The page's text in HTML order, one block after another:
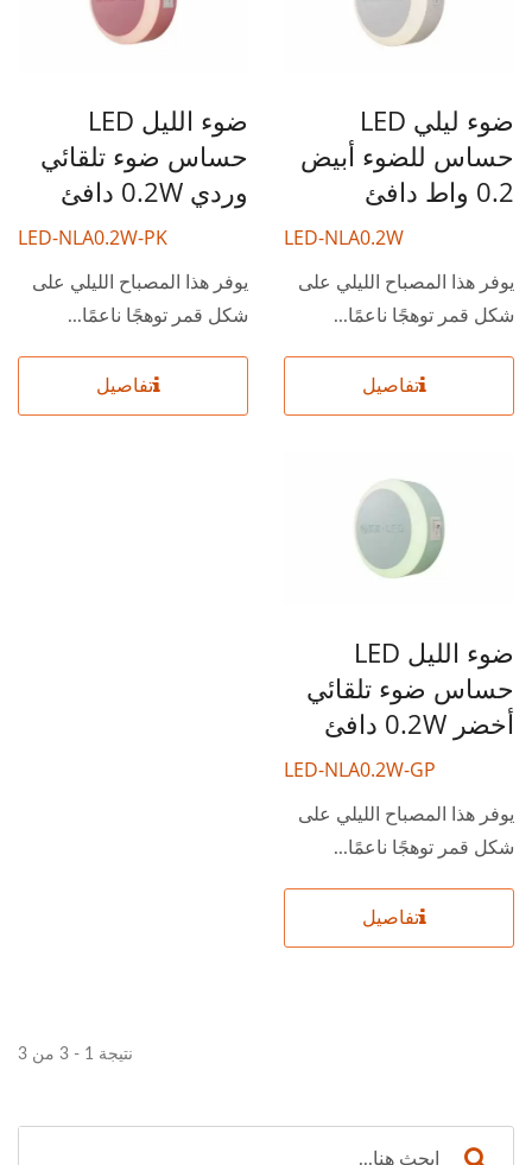
ضوء ليلي LED
حساس للضوء أبيض
0.2 واط دافئ
LED-NLA0.2W
يوفر هذا المصباح الليلي على
شكل قمر توهجًا ناعمًا...
تفاصيل
ضوء الليل LED
حساس ضوء تلقائي
وردي 0.2W دافئ
LED-NLA0.2W-PK
يوفر هذا المصباح الليلي على
شكل قمر توهجًا ناعمًا...
تفاصيل
ضوء الليل LED
حساس ضوء تلقائي
أخضر 0.2W دافئ
LED-NLA0.2W-GP
يوفر هذا المصباح الليلي على
شكل قمر توهجًا ناعمًا...
تفاصيل
نتيجة 1 - 3 من 3